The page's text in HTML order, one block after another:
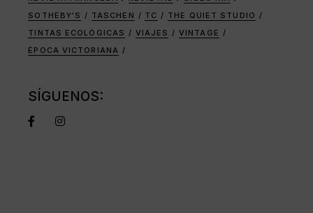
SOTHEBY'S
TASCHEN TC
THE QUIET STUDIO
TINTAS ECOLÓGICAS
VIAJES
VINTAGE
ÉPOCA VICTORIANA
SÍGUENOS: